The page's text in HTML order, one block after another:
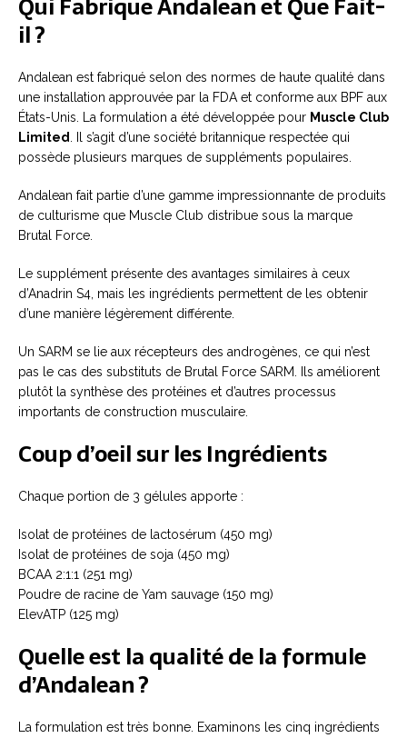
il ?
Andalean est fabriqué selon des normes de haute qualité dans
une installation approuvée par la FDA et conforme aux BPF aux
États-Unis. La formulation a été développée pour Muscle Club
Limited
. Il s’agit d’une société britannique respectée qui
possède plusieurs marques de suppléments populaires.
Andalean fait partie d’une gamme impressionnante de produits
de culturisme que Muscle Club distribue sous la marque
Brutal Force.
Le supplément présente des avantages similaires à ceux
d’Anadrin S4, mais les ingrédients permettent de les obtenir
d’une manière légèrement différente.
Un SARM se lie aux récepteurs des androgènes, ce qui n’est
pas le cas des substituts de Brutal Force SARM. Ils améliorent
plutôt la synthèse des protéines et d’autres processus
importants de construction musculaire.
Coup d’oeil sur les Ingrédients
Chaque portion de 3 gélules apporte :
Isolat de protéines de lactosérum (450 mg)
Isolat de protéines de soja (450 mg)
BCAA 2:1:1 (251 mg)
Poudre de racine de Yam sauvage (150 mg)
ElevATP (125 mg)
Quelle est la qualité de la formule
d’Andalean ?
La formulation est très bonne. Examinons les cinq ingrédients